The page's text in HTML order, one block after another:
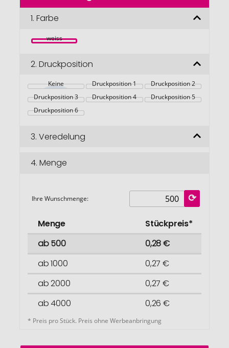
Bildgalerie
1. Farbe
weiss
2. Druckposition
Keine Druckposition 1
Druckposition 2
Druckposition 3
Druckposition 4
Druckposition 5
Druckposition 6
3. Veredelung
4. Menge
Ihre Wunschmenge:
Menge
Stückpreis*
ab 500
0,28 €
ab 1000
0,27 €
ab 2000
0,27 €
ab 4000
0,26 €
* Preis pro Stück. Preis ohne Werbeanbringung